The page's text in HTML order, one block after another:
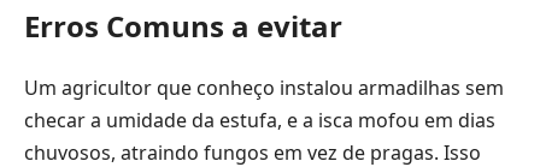
Erros Comuns a evitar
Um agricultor que conheço instalou armadilhas sem
checar a umidade da estufa, e a isca mofou em dias
chuvosos, atraindo fungos em vez de pragas. Isso